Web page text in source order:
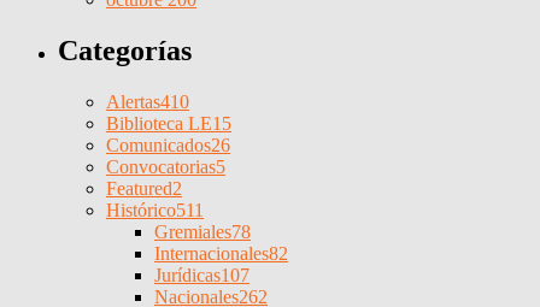
Categorías
Alertas410
Biblioteca LE15
Comunicados26
Convocatorias5
Featured2
Histórico511
Gremiales78
Internacionales82
Jurídicas107
Nacionales262